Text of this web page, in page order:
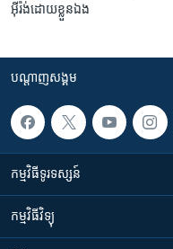
អ៊ីរ៉ង់​ដោយ​ខ្លួនឯង
បណ្តាញ​សង្គម
កម្មវិធី​ទូរទស្សន៍
កម្មវិធី​វិទ្យុ